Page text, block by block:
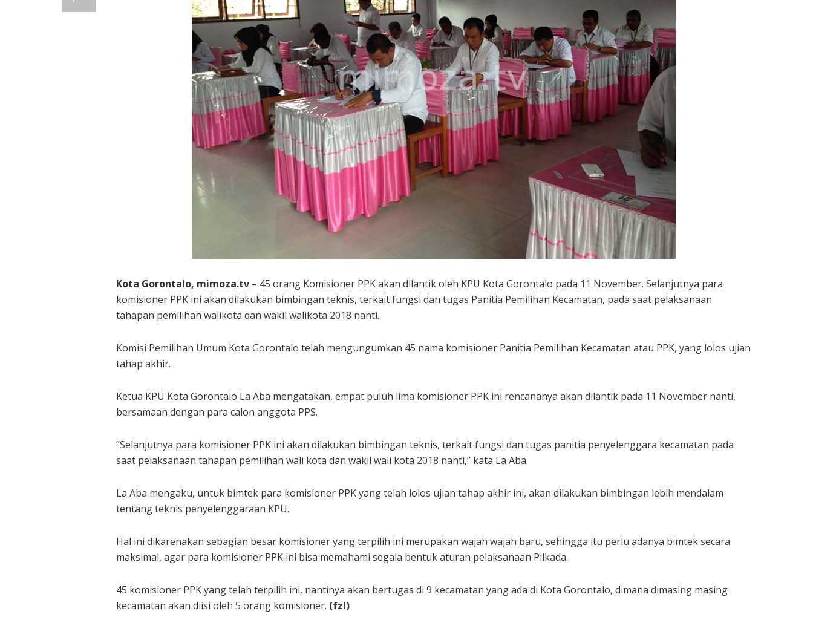
Kota Gorontalo, mimoza.tv – 45 orang Komisioner PPK akan dilantik oleh KPU Kota Gorontalo pada 11 November. Selanjutnya para
komisioner PPK ini akan dilakukan bimbingan teknis, terkait fungsi dan tugas Panitia Pemilihan Kecamatan, pada saat pelaksanaan
tahapan pemilihan walikota dan wakil walikota 2018 nanti.
Komisi Pemilihan Umum Kota Gorontalo telah mengungumkan 45 nama komisioner Panitia Pemilihan Kecamatan atau PPK, yang lolos ujian
tahap akhir.
Ketua KPU Kota Gorontalo La Aba mengatakan, empat puluh lima komisioner PPK ini rencananya akan dilantik pada 11 November nanti,
bersamaan dengan para calon anggota PPS.
“Selanjutnya para komisioner PPK ini akan dilakukan bimbingan teknis, terkait fungsi dan tugas panitia penyelenggara kecamatan pada
saat pelaksanaan tahapan pemilihan wali kota dan wakil wali kota 2018 nanti,” kata La Aba.
La Aba mengaku, untuk bimtek para komisioner PPK yang telah lolos ujian tahap akhir ini, akan dilakukan bimbingan lebih mendalam
tentang teknis penyelenggaraan KPU.
Hal ini dikarenakan sebagian besar komisioner yang terpilih ini merupakan wajah wajah baru, sehingga itu perlu adanya bimtek secara
maksimal, agar para komisioner PPK ini bisa memahami segala bentuk aturan pelaksanaan Pilkada.
45 komisioner PPK yang telah terpilih ini, nantinya akan bertugas di 9 kecamatan yang ada di Kota Gorontalo, dimana dimasing masing
kecamatan akan diisi oleh 5 orang komisioner. (fzl)